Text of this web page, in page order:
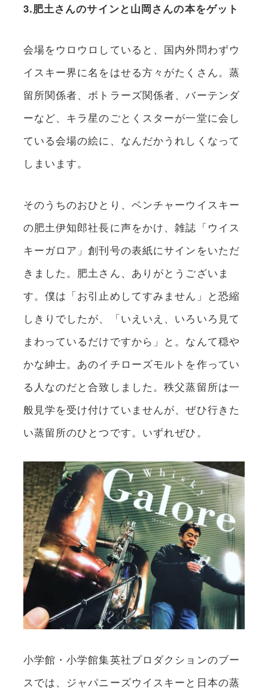
3.肥土さんのサインと山岡さんの本をゲット
会場をウロウロしていると、国内外問わずウ
イスキー界に名をはせる方々がたくさん。蒸
留所関係者、ボトラーズ関係者、バーテンダ
ーなど、キラ星のごとくスターが一堂に会し
ている会場の絵に、なんだかうれしくなって
しまいます。
そのうちのおひとり、ベンチャーウイスキー
の肥土伊知郎社長に声をかけ、雑誌「ウイス
キーガロア」創刊号の表紙にサインをいただ
きました。肥土さん、ありがとうございま
す。僕は「お引止めしてすみません」と恐縮
しきりでしたが、「いえいえ、いろいろ見て
まわっているだけですから」と。なんて穏や
かな紳士。あのイチローズモルトを作ってい
る人なのだと合致しました。秩父蒸留所は一
般見学を受け付けていませんが、ぜひ行きた
い蒸留所のひとつです。いずれぜひ。
小学館・小学館集英社プロダクションのブー
スでは、ジャパニーズウイスキーと日本の蒸